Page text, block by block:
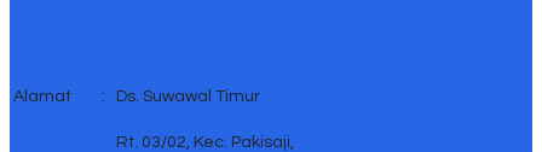
Alamat : Ds. Suwawal Timur
Rt. 03/02, Kec. Pakisaji,